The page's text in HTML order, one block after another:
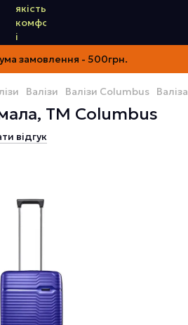
замовлення - 500грн.
Валізи Валізи Columbus
ТМ Columbus
відгук